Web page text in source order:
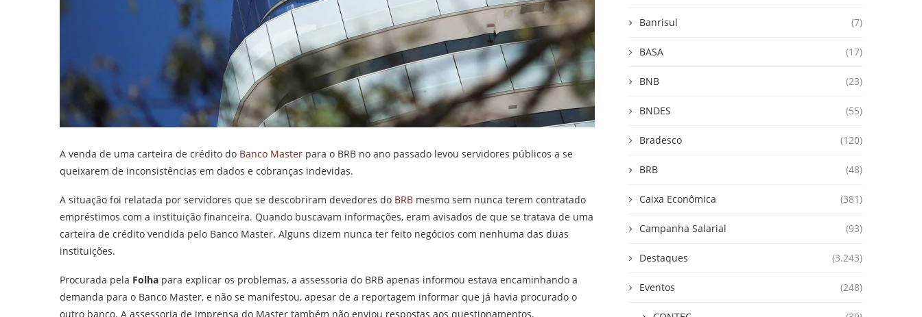
A venda de uma carteira de crédito do Banco Master para o BRB no ano passado levou servidores públicos a se
queixarem de inconsistências em dados e cobranças indevidas.
A situação foi relatada por servidores que se descobriram devedores do BRB mesmo sem nunca terem contratado
empréstimos com a instituição financeira. Quando buscavam informações, eram avisados de que se tratava de uma
carteira de crédito vendida pelo Banco Master. Alguns dizem nunca ter feito negócios com nenhuma das duas
instituições.
Procurada pela Folha para explicar os problemas, a assessoria do BRB apenas informou estava encaminhando a
demanda para o Banco Master, e não se manifestou, apesar de a reportagem informar que já havia procurado o
outro banco. A assessoria de imprensa do Master também não enviou respostas aos questionamentos.
Banrisul (7)
BASA (17)
BNB (23)
BNDES (55)
Bradesco (120)
BRB (48)
Caixa Econômica (381)
Campanha Salarial (93)
Destaques (3.243)
Eventos (248)